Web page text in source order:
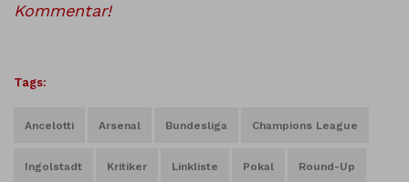
Kommentar!
Tags:
Ancelotti Arsenal Bundesliga Champions League
Ingolstadt Kritiker Linkliste Pokal Round-Up